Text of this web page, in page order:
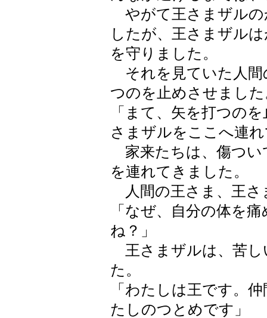
やがて王さまザルの
したが、王さまザル
を守りました。
それを見ていた人間
つのを止めさせまし
「まて、矢を打つの
さまザルをここへ連
家来たちは、傷つい
を連れてきました。
人間の王さま、王さ
「なぜ、自分の体を
ね？」
王さまザルは、苦し
た。
「わたしは王です。
たしのつとめです」